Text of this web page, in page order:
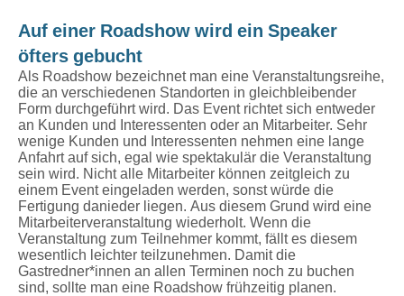
Auf einer Roadshow wird ein Speaker
öfters gebucht
Als Roadshow bezeichnet man eine Veranstaltungsreihe,
die an verschiedenen Standorten in gleichbleibender
Form durchgeführt wird. Das Event richtet sich entweder
an Kunden und Interessenten oder an Mitarbeiter. Sehr
wenige Kunden und Interessenten nehmen eine lange
Anfahrt auf sich, egal wie spektakulär die Veranstaltung
sein wird. Nicht alle Mitarbeiter können zeitgleich zu
einem Event eingeladen werden, sonst würde die
Fertigung danieder liegen. Aus diesem Grund wird eine
Mitarbeiterveranstaltung wiederholt. Wenn die
Veranstaltung zum Teilnehmer kommt, fällt es diesem
wesentlich leichter teilzunehmen. Damit die
Gastredner*innen an allen Terminen noch zu buchen
sind, sollte man eine Roadshow frühzeitig planen.